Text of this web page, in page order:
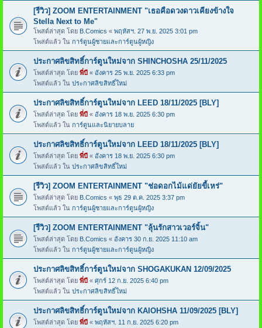
[รีวิว] ZOOM ENTERTAINMENT "เธอคือดวงดาวเคียงข้างใจ
Stella Next to Me"
โพสต์ล่าสุด โดย B.Comics « พฤหัสฯ. 27 พ.ย. 2025 3:01 pm
โพสต์แล้ว ใน การ์ตูนผู้ชายและการ์ตูนผู้หญิง
ประกาศลิขสิทธิ์การ์ตูนใหม่จาก SHINCHOSHA 25/11/2025
โพสต์ล่าสุด โดย พี่บี « อังคาร 25 พ.ย. 2025 6:33 pm
โพสต์แล้ว ใน ประกาศลิขสิทธิ์ใหม่
ประกาศลิขสิทธิ์การ์ตูนใหม่จาก LEED 18/11/2025 [BLY]
โพสต์ล่าสุด โดย พี่บี « อังคาร 18 พ.ย. 2025 6:30 pm
โพสต์แล้ว ใน การ์ตูนและนิยายบลาย
ประกาศลิขสิทธิ์การ์ตูนใหม่จาก LEED 18/11/2025 [BLY]
โพสต์ล่าสุด โดย พี่บี « อังคาร 18 พ.ย. 2025 6:30 pm
โพสต์แล้ว ใน ประกาศลิขสิทธิ์ใหม่
[รีวิว] ZOOM ENTERTAINMENT "ช่อดอกไม้แด่ยัยขี้เหร่"
โพสต์ล่าสุด โดย B.Comics « พุธ 29 ต.ค. 2025 3:37 pm
โพสต์แล้ว ใน การ์ตูนผู้ชายและการ์ตูนผู้หญิง
[รีวิว] ZOOM ENTERTAINMENT "ลุ้นรักสาวเวอร์จิ้น"
โพสต์ล่าสุด โดย B.Comics « อังคาร 30 ก.ย. 2025 11:10 am
โพสต์แล้ว ใน การ์ตูนผู้ชายและการ์ตูนผู้หญิง
ประกาศลิขสิทธิ์การ์ตูนใหม่จาก SHOGAKUKAN 12/09/2025
โพสต์ล่าสุด โดย พี่บี « ศุกร์ 12 ก.ย. 2025 6:40 pm
โพสต์แล้ว ใน ประกาศลิขสิทธิ์ใหม่
ประกาศลิขสิทธิ์การ์ตูนใหม่จาก KAIOHSHA 11/09/2025 [BLY]
โพสต์ล่าสุด โดย พี่บี « พฤหัสฯ. 11 ก.ย. 2025 6:20 pm